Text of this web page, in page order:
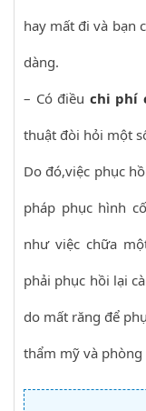
hay mất đi và bạn
dàng.
– Có điều chi phí
thuật đòi hỏi một
Do đó,việc phục
pháp phục hình
như việc chữa
phải phục hồi lại
do mất răng để
thẩm mỹ và phòng